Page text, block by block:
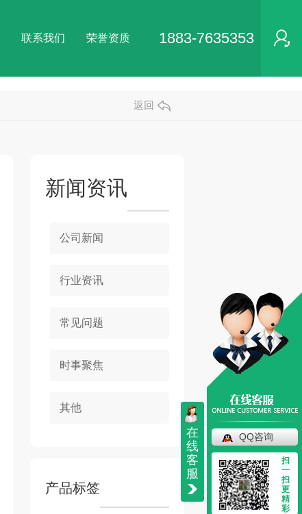
联系我们 荣誉资质 1883-7635353
返回
新闻资讯
公司新闻
行业资讯
常见问题
时事聚焦
其他
产品标签
在
线
客
服
QQ咨询
扫
一
扫
更
精
彩